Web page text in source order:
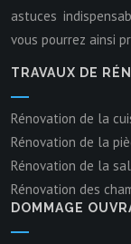
astuces
vous pourrez ainsi
TRAVAUX DE
Rénovation de la
Rénovation de la
Rénovation de la
Rénovation des
DOMMAGE